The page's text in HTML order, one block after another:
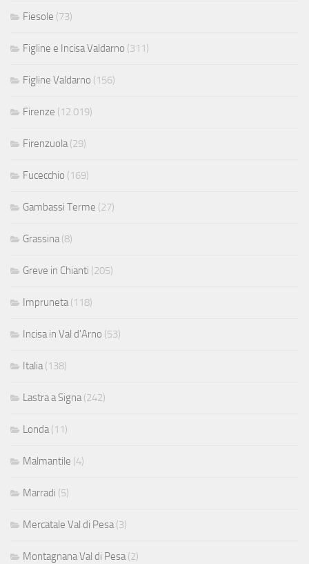
Fiesole (73)
Figline e Incisa Valdarno (311)
Figline Valdarno (156)
Firenze (12.019)
Firenzuola(29)
Fucecchio (169)
Gambassi Terme (27)
Grassina(8)
Greve in Chianti (205)
Impruneta(118)
Incisa in Val d'Arno (53)
Italia(138)
Lastra a Signa(242)
Londa(11)
Malmantile (4)
Marradi (5)
Mercatale Val di Pesa(3)
Montagnana Val di Pesa(2)